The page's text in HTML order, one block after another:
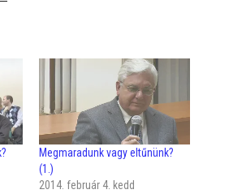
Megmaradunk vagy eltűnünk?
(1.)
2014. február 4. kedd